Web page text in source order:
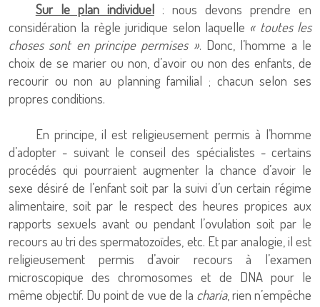
Sur le plan individuel: nous devons prendre en
considération la règle juridique selon laquelle « toutes les
choses sont en principe permises ». Donc, l’homme a le
choix de se marier ou non, d’avoir ou non des enfants, de
recourir ou non au planning familial ; chacun selon ses
propres conditions.
En principe, il est religieusement permis à l’homme
d’adopter - suivant le conseil des spécialistes - certains
procédés qui pourraient augmenter la chance d’avoir le
sexe désiré de l’enfant soit par la suivi d’un certain régime
alimentaire, soit par le respect des heures propices aux
rapports sexuels avant ou pendant l’ovulation soit par le
recours au tri des spermatozoïdes, etc. Et par analogie, il est
religieusement permis d’avoir recours à l’examen
microscopique des chromosomes et de DNA pour le
même objectif. Du point de vue de la charia, rien n’empêche